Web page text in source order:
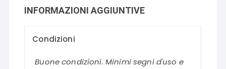
INFORMAZIONI AGGIUNTIVE
Condizioni
Buone condizioni. Minimi segni d'uso e